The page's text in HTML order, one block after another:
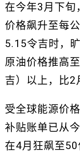
在今年3月下旬
价格飙升至每
5.15令吉时，
原油价格推高
吉）以上，比2
受全球能源价
补贴账单已从
在4月狂飙至